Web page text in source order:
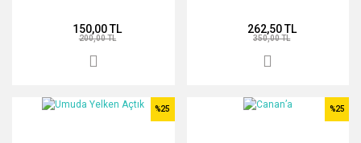
150,00 TL
200,00 TL
262,50 TL
350,00 TL
%25 %25